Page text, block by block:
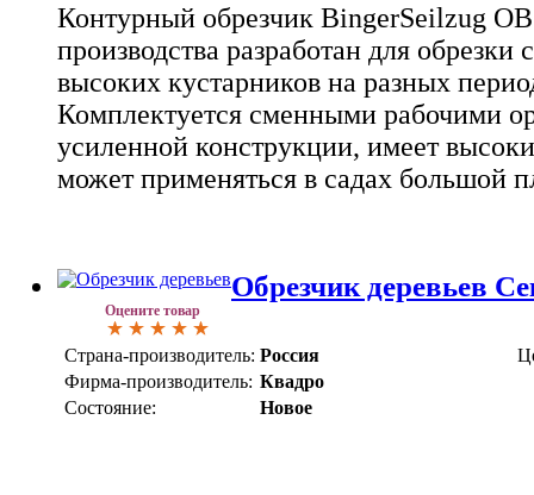
Контурный обрезчик BingerSeilzug
производства разработан для обрезки
высоких кустарников на разных
Комплектуется сменными рабочими
усиленной конструкции, имеет
может применяться в садах большой
Оцените товар
Обрезчик деревьев
Страна-производитель: Россия
Фирма-производитель: Квадро
Состояние:
Новое